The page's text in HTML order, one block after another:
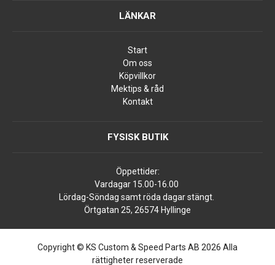
LÄNKAR
Start
Om oss
Köpvillkor
Mektips & råd
Kontakt
FYSISK BUTIK
Öppettider:
Vardagar 15.00-16.00
Lördag-Söndag samt röda dagar stängt.
Örtgatan 25, 26574 Hyllinge
Copyright © KS Custom & Speed Parts AB 2026 Alla
rättigheter reserverade